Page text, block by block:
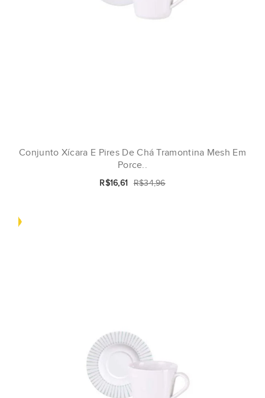
Conjunto Xícara E Pires De Chá Tramontina Mesh Em
Porce..
R$16,61 R$34,96